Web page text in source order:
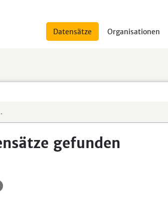
Datensätze Organisationen
gefunden